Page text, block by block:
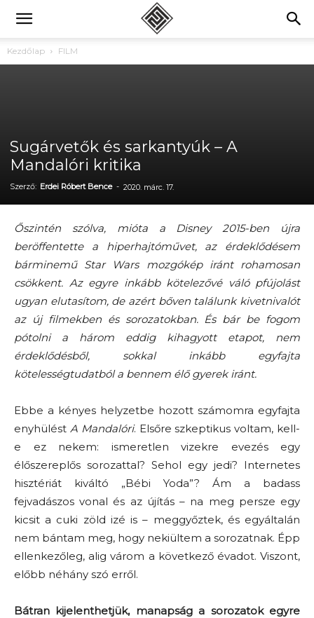
Kezdőlap FILM
Sugárvetők és sarkantyúk – A
Mandalóri kritika
Szerző: Erdei Róbert Bence - 2020. márc. 17.
Őszintén szólva, mióta a Disney 2015-ben újra
beröffentette a hiperhajtóművet, az érdeklődésem
bárminemű Star Wars mozgókép iránt rohamosan
csökkent. Az egyre inkább kötelezővé váló pfújolást
ugyan elutasítom, de azért bőven találunk kivetnivalót
az új filmekben és sorozatokban. És bár be fogom
pótolni a három eddig kihagyott etapot, nem
érdeklődésből, sokkal inkább egyfajta
kötelességtudatból a bennem élő gyerek iránt.
Ebbe a kényes helyzetbe hozott számomra egyfajta
enyhülést A Mandalóri. Elsőre szkeptikus voltam, kell-
e ez nekem: ismeretlen vizekre evezés egy
élőszereplős sorozattal? Sehol egy jedi? Internetes
hisztériát kiváltó „Bébi Yoda”? Ám a badass
fejvadászos vonal és az újítás – na meg persze egy
kicsit a cuki zöld izé is – meggyőztek, és egyáltalán
nem bántam meg, hogy nekiültem a sorozatnak. Épp
ellenkezőleg, alig várom a következő évadot. Viszont,
előbb néhány szó erről.
Bátran kijelenthetjük, manapság a sorozatok egyre